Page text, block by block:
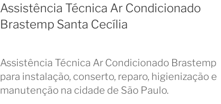
Assistência Técnica Ar Condicionado
Brastemp Santa Cecília
Assistência Técnica Ar Condicionado Brastemp
para instalação, conserto, reparo, higienização e
manutenção na cidade de São Paulo.